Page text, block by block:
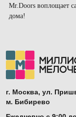
Mr.Doors воплощает
дома!
г. Москва, ул.
м. Бибирево